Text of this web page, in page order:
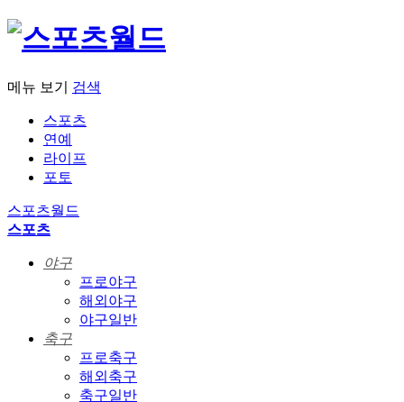
메뉴 보기 검색
스포츠
연예
라이프
포토
스포츠월드
스포츠
야구
프로야구
해외야구
야구일반
축구
프로축구
해외축구
축구일반